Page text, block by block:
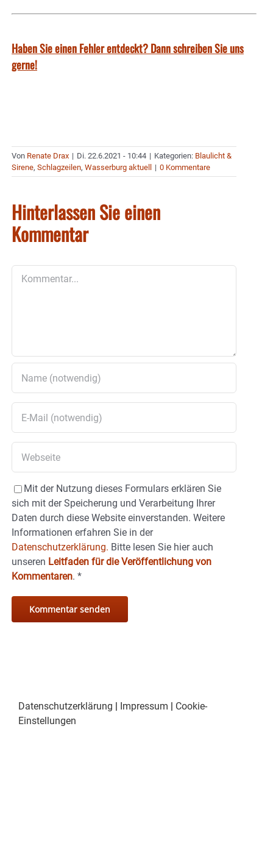
Haben Sie einen Fehler entdeckt? Dann schreiben Sie uns
gerne!
Von Renate Drax | Di. 22.6.2021 - 10:44 | Kategorien: Blaulicht &
Sirene, Schlagzeilen, Wasserburg aktuell | 0 Kommentare
Hinterlassen Sie einen
Kommentar
Mit der Nutzung dieses Formulars erklären Sie
sich mit der Speicherung und Verarbeitung Ihrer
Daten durch diese Website einverstanden. Weitere
Informationen erfahren Sie in der
Datenschutzerklärung. Bitte lesen Sie hier auch
unseren Leitfaden für die Veröffentlichung von
Kommentaren. *
Datenschutzerklärung Impressum
Cookie-
Einstellungen